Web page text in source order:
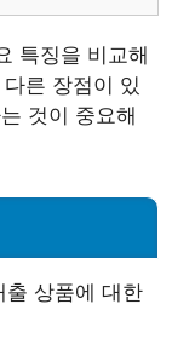
특징을 비교해
른 장점이 있
것이 중요해
출 상품에 대한